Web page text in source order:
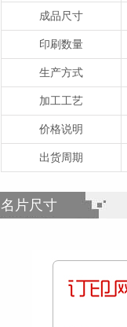
成品尺寸
印刷数量
生产方式
加工工艺
价格说明
出货周期
名片尺寸